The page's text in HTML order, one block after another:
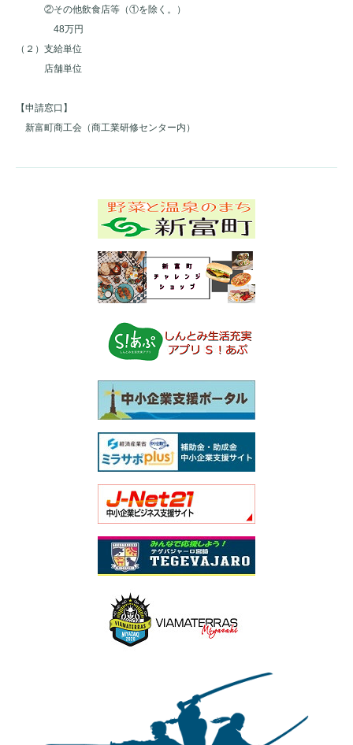
②その他飲食店等（①を除く。）
48万円
（２）支給単位
店舗単位
【申請窓口】
新富町商工会（商工業研修センター内）